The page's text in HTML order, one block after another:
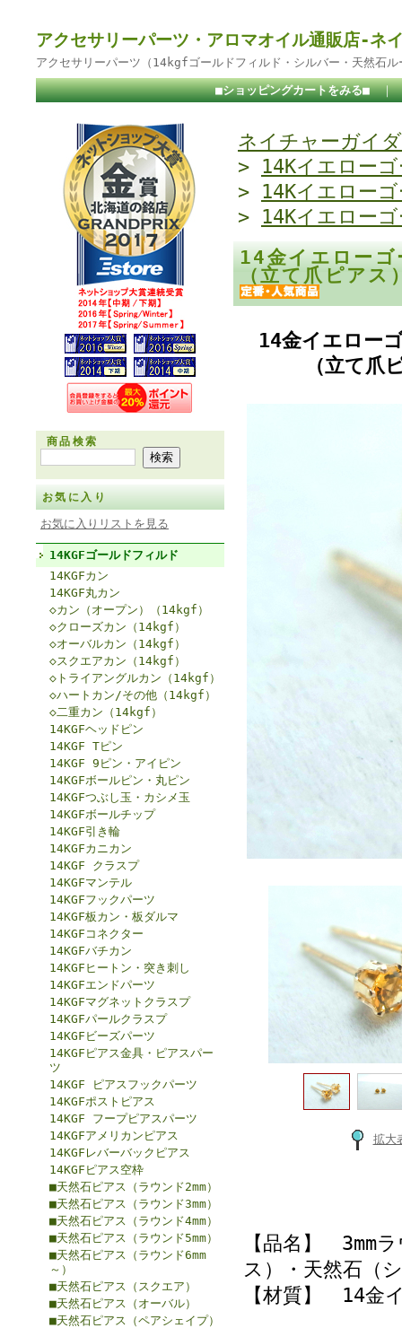
アクセサリーパーツ・アロマオイル通販店-ネ
アクセサリーパーツ（14kgfゴールドフィルド・シルバー・天然石
■ショッピングカートをみる■ ｜
商品検索
お気に入り
お気に入りリストを見る
14KGFゴールドフィルド
14KGFカン
14KGF丸カン
◇カン（オープン）（14kgf）
◇クローズカン（14kgf）
◇オーバルカン（14kgf）
◇スクエアカン（14kgf）
◇トライアングルカン（14kgf）
◇ハートカン/その他（14kgf）
◇二重カン（14kgf）
14KGFヘッドピン
14KGF Tピン
14KGF 9ピン・アイピン
14KGFボールピン・丸ピン
14KGFつぶし玉・カシメ玉
14KGFボールチップ
14KGF引き輪
14KGFカニカン
14KGF クラスプ
14KGFマンテル
14KGFフックパーツ
14KGF板カン・板ダルマ
14KGFコネクター
14KGFバチカン
14KGFヒートン・突き刺し
14KGFエンドパーツ
14KGFマグネットクラスプ
14KGFパールクラスプ
14KGFビーズパーツ
14KGFピアス金具・ピアスパー
ツ
14KGF ピアスフックパーツ
14KGFポストピアス
14KGF フープピアスパーツ
14KGFアメリカンピアス
14KGFレバーバックピアス
14KGFピアス空枠
■天然石ピアス（ラウンド2mm）
■天然石ピアス（ラウンド3mm）
■天然石ピアス（ラウンド4mm）
■天然石ピアス（ラウンド5mm）
■天然石ピアス（ラウンド6mm
～）
■天然石ピアス（スクエア）
■天然石ピアス（オーバル）
■天然石ピアス（ペアシェイプ）
ネイチャーガイ
> 14Kイエロー
> 14Kイエロー
> 14Kイエロー
14金イエロー
（立て爪ピア
14金イエロー
（立て爪
拡大
【品名】 3mm
ス）・天然石（
【材質】 14金